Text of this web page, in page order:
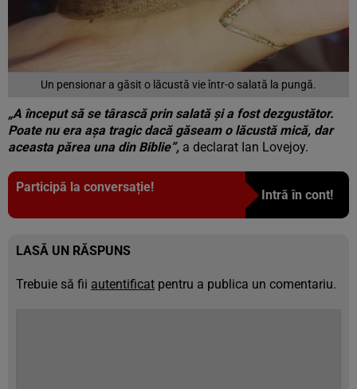
Un pensionar a găsit o lăcustă vie într-o salată la pungă.
„A început să se târască prin salată şi a fost dezgustător.
Poate nu era aşa tragic dacă găseam o lăcustă mică, dar
aceasta părea una din Biblie”, a declarat Ian Lovejoy.
Participă la conversație!
Intră în cont!
LASĂ UN RĂSPUNS
Trebuie să fii autentificat pentru a publica un comentariu.